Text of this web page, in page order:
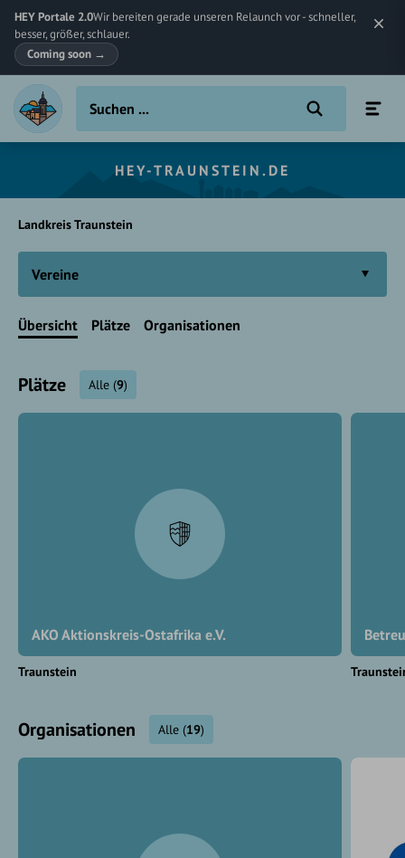
HEY Portale 2.0Wir bereiten gerade unseren Relaunch vor - schneller,
besser, größer, schlauer.
Coming soon →
HEY-TRAUNSTEIN.DE
Landkreis Traunstein
Vereine
Übersicht Plätze Organisationen
Plätze Alle (9)
AKO Aktionskreis-Ostafrika e.V.
Traunstein
Organisationen Alle (19)